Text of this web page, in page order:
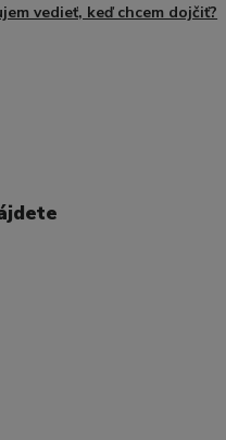
vedieť, keď chcem dojčiť?